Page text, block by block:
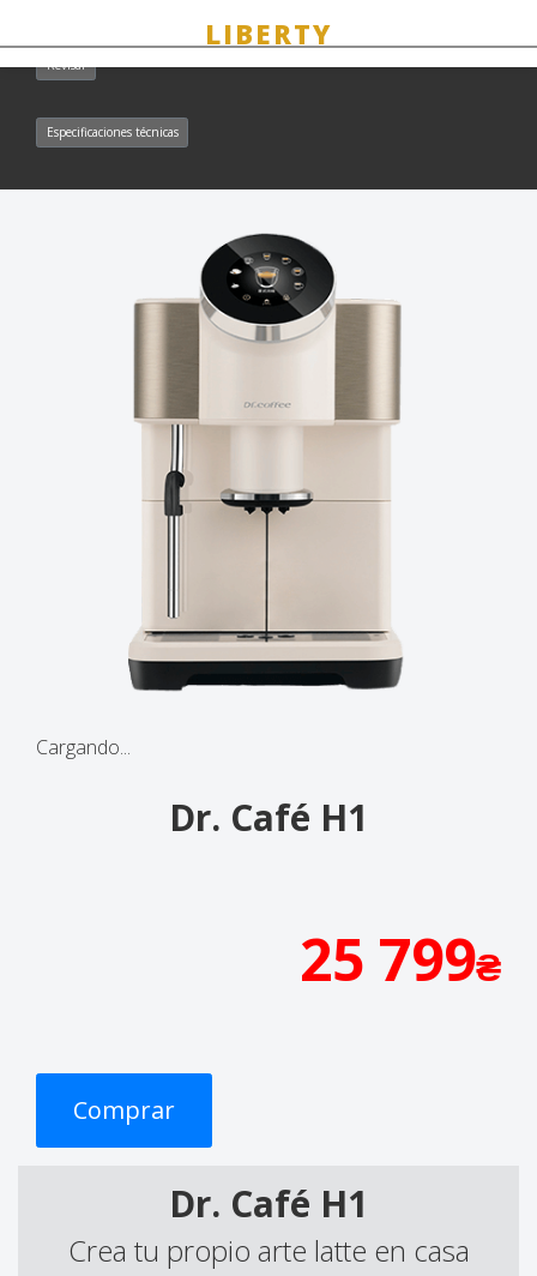
Revisar
Especificaciones técnicas
Cargando...
Dr. Café H1
25 799₴
Comprar
Dr. Café H1
Crea tu propio arte latte en casa